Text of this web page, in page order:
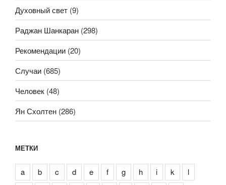
Духовный свет (9)
Раджан Шанкаран (298)
Рекомендации (20)
Случаи (685)
Человек (48)
Ян Схолтен (286)
МЕТКИ
a b c d e f g h i k
l